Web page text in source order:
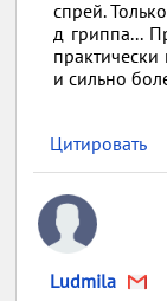
спрей.
д гриппа...
практически
и сильно
Цитировать
Ludmila